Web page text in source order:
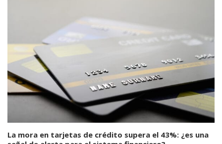
La mora en tarjetas de crédito supera el 43%: ¿es una